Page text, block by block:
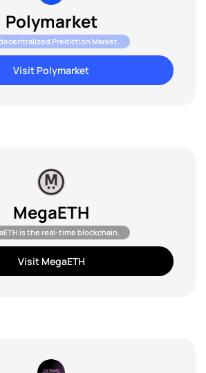
Polymarket
Prediction Market.
Visit Polymarket
MegaETH
is the real-time blockchain.
Visit MegaETH